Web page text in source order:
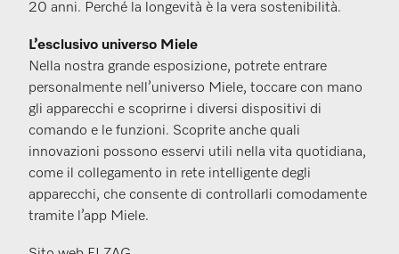
20 anni. Perché la longevità è la vera sostenibilità.
L’esclusivo universo Miele
Nella nostra grande esposizione, potrete entrare
personalmente nell’universo Miele, toccare con mano
gli apparecchi e scoprirne i diversi dispositivi di
comando e le funzioni. Scoprite anche quali
innovazioni possono esservi utili nella vita quotidiana,
come il collegamento in rete intelligente degli
apparecchi, che consente di controllarli comodamente
tramite l’app Miele.